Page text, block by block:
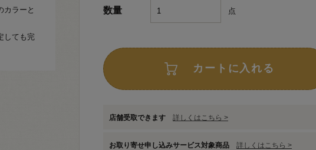
カラーと
しても完
数量 点
カートに入れる
店舗受取できます 詳しくはこちら >
お取り寄せ申し込みサービス対象商品 詳しくはこちら >